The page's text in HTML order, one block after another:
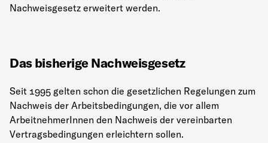
Nachweisgesetz erweitert werden.
Das bisherige Nachweisgesetz
Seit 1995 gelten schon die gesetzlichen Regelungen zum
Nachweis der Arbeitsbedingungen, die vor allem
ArbeitnehmerInnen den Nachweis der vereinbarten
Vertragsbedingungen erleichtern sollen.